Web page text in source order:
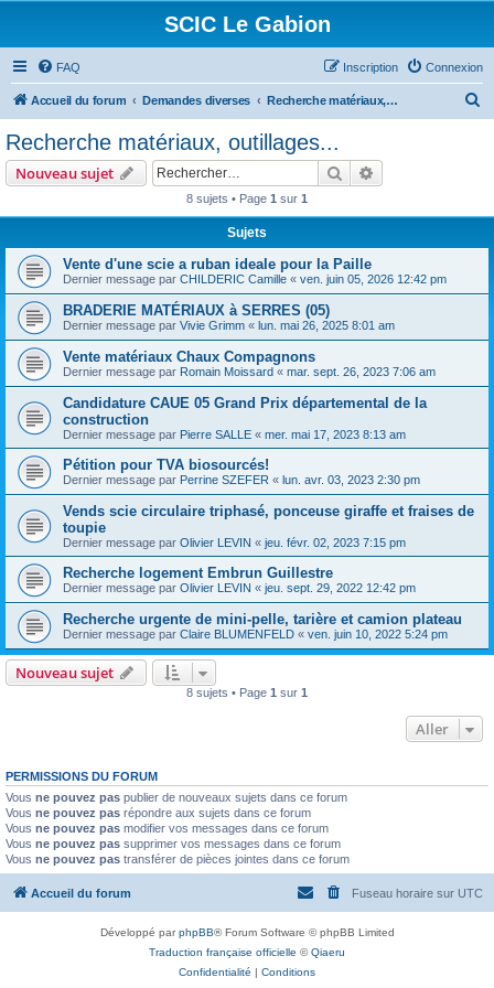
SCIC Le Gabion
FAQ Connexion
Inscription
Accueil du forum Demandes diverses Recherche matériaux, outillages...
r
Recherche matériaux, outillages...
Nouveau sujet Rechercher
8 sujets • Page 1 sur 1
Sujets
Vente d'une scie a ruban ideale pour la Paille
Dernier message par CHILDERIC Camille « ven. juin 05, 2026 12:42 pm
BRADERIE MATÉRIAUX à SERRES (05)
Dernier message par Vivie Grimm « lun. mai 26, 2025 8:01 am
Vente matériaux Chaux Compagnons
Dernier message par Romain Moissard « mar. sept. 26, 2023 7:06 am
Candidature CAUE 05 Grand Prix départemental de la
construction
Dernier message par Pierre SALLE « mer. mai 17, 2023 8:13 am
Pétition pour TVA biosourcés!
Dernier message par Perrine SZEFER « lun. avr. 03, 2023 2:30 pm
Vends scie circulaire triphasé, ponceuse giraffe et fraises de
toupie
Dernier message par Olivier LEVIN « jeu. févr. 02, 2023 7:15 pm
Recherche logement Embrun Guillestre
Dernier message par Olivier LEVIN « jeu. sept. 29, 2022 12:42 pm
Recherche urgente de mini-pelle, tarière et camion plateau
Dernier message par Claire BLUMENFELD « ven. juin 10, 2022 5:24 pm
Nouveau sujet
8 sujets • Page 1 sur 1
Aller
PERMISSIONS DU FORUM
Vous ne pouvez pas publier de nouveaux sujets dans ce forum
Vous ne pouvez pas répondre aux sujets dans ce forum
Vous ne pouvez pas modifier vos messages dans ce forum
Vous ne pouvez pas supprimer vos messages dans ce forum
Vous ne pouvez pas transférer de pièces jointes dans ce forum
Accueil du forum Fuseau horaire sur UTC
Développé parphpBB® Forum Software © phpBB Limited
Traduction française officielle ©Qiaeru
Confidentialité | Conditions